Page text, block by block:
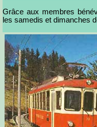
Grâce aux membres
les samedis et dimanches